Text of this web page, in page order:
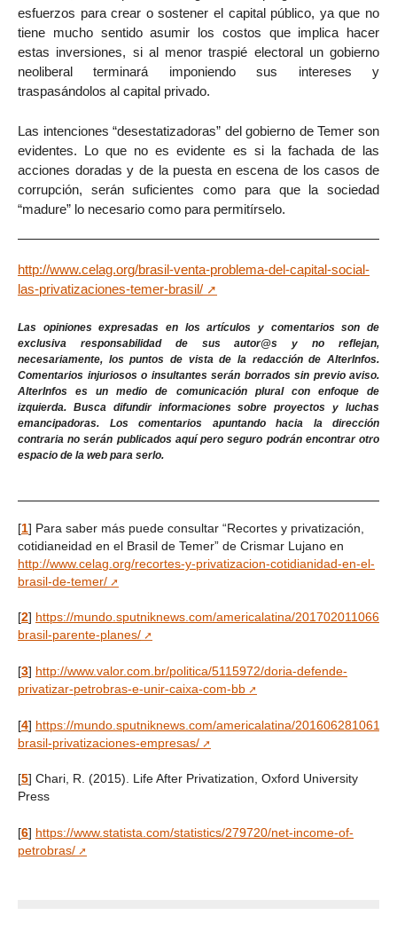
esfuerzos para crear o sostener el capital público, ya que no
tiene mucho sentido asumir los costos que implica hacer
estas inversiones, si al menor traspié electoral un gobierno
neoliberal terminará imponiendo sus intereses y
traspasándolos al capital privado.
Las intenciones “desestatizadoras” del gobierno de Temer son
evidentes. Lo que no es evidente es si la fachada de las
acciones doradas y de la puesta en escena de los casos de
corrupción, serán suficientes como para que la sociedad
“madure” lo necesario como para permitírselo.
http://www.celag.org/brasil-venta-problema-del-capital-social-
las-privatizaciones-temer-brasil/
Las opiniones expresadas en los artículos y comentarios son de
exclusiva responsabilidad de sus autor@s y no reflejan,
necesariamente, los puntos de vista de la redacción de AlterInfos.
Comentarios injuriosos o insultantes serán borrados sin previo aviso.
AlterInfos es un medio de comunicación plural con enfoque de
izquierda. Busca difundir informaciones sobre proyectos y luchas
emancipadoras. Los comentarios apuntando hacia la dirección
contraria no serán publicados aquí pero seguro podrán encontrar otro
espacio de la web para serlo.
[1] Para saber más puede consultar “Recortes y privatización,
cotidianeidad en el Brasil de Temer” de Crismar Lujano en
http://www.celag.org/recortes-y-privatizacion-cotidianidad-en-el-
brasil-de-temer/
[2] https://mundo.sputniknews.com/americalatina/
brasil-parente-planes/
[3] http://www.valor.com.br/politica/5115972/doria-defende-
privatizar-petrobras-e-unir-caixa-com-bb
[4] https://mundo.sputniknews.com/americalatina/
brasil-privatizaciones-empresas/
[5] Chari, R. (2015). Life After Privatization, Oxford University
Press
[6] https://www.statista.com/statistics/279720/net-income-of-
petrobras/